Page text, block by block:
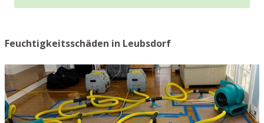
Feuchtigkeitsschäden in Leubsdorf